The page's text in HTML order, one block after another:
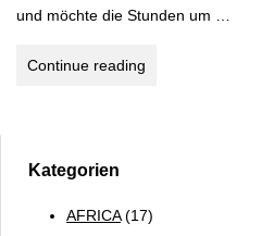
und möchte die Stunden um …
Continue reading
Kategorien
AFRICA(17)